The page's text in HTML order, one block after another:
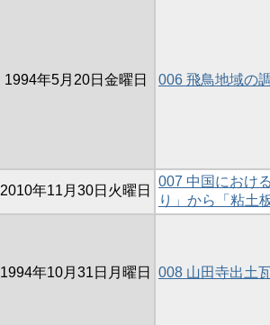
1994年5月20日金曜日 006 飛鳥地域の
2010年11月30日火曜日
007 中国におけ
り」から「粘土
1994年10月31日月曜日 008 山田寺出土